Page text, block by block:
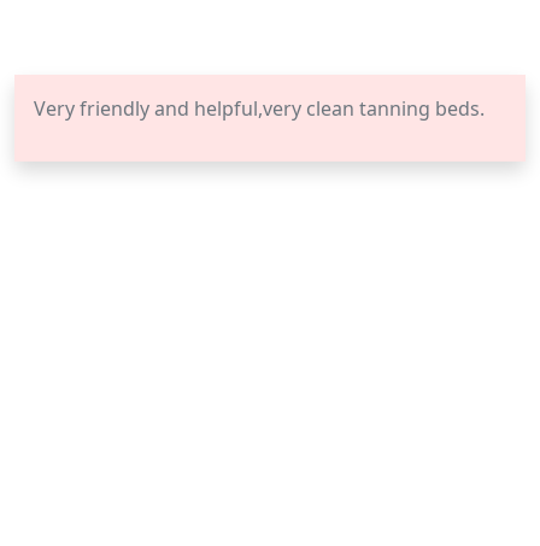
Very friendly and helpful,very clean tanning beds.